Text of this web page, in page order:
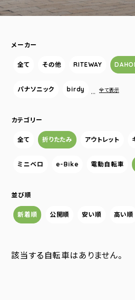
メーカー
全て その他 RITEWAY
パナソニック birdy … 全て表示
カテゴリー
全て 折りたたみ アウトレット
ミニベロ e-Bike 電動自転車
並び順
新着順 公開順 安い順 高い順
該当する自転車はありません。